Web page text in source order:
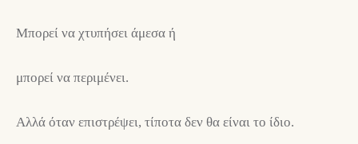
Μπορεί να χτυπήσει άμεσα ή
μπορεί να περιμένει.
Αλλά όταν επιστρέψει, τίποτα δεν θα είναι το ίδιο.